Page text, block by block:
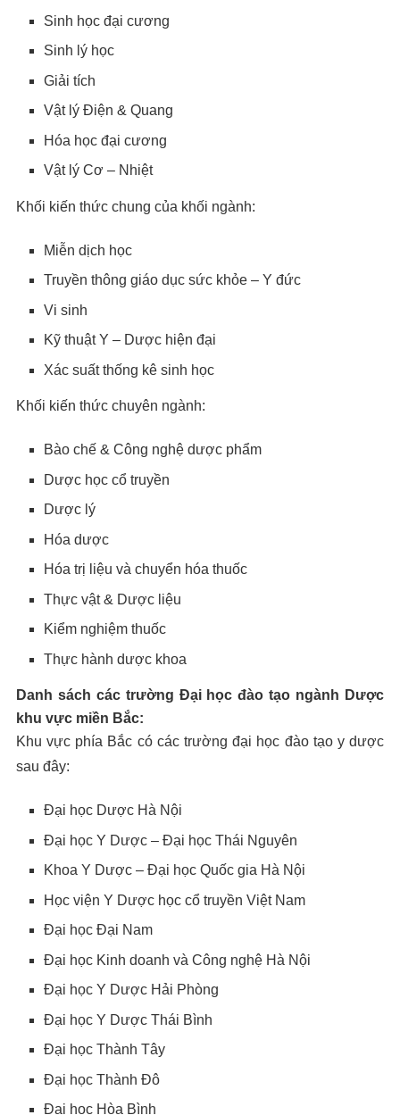
Sinh học đại cương
Sinh lý học
Giải tích
Vật lý Điện & Quang
Hóa học đại cương
Vật lý Cơ – Nhiệt
Khối kiến thức chung của khối ngành:
Miễn dịch học
Truyền thông giáo dục sức khỏe – Y đức
Vi sinh
Kỹ thuật Y – Dược hiện đại
Xác suất thống kê sinh học
Khối kiến thức chuyên ngành:
Bào chế & Công nghệ dược phẩm
Dược học cổ truyền
Dược lý
Hóa dược
Hóa trị liệu và chuyển hóa thuốc
Thực vật & Dược liệu
Kiểm nghiệm thuốc
Thực hành dược khoa
Danh sách các trường Đại học đào tạo ngành Dược
khu vực miền Bắc:
Khu vực phía Bắc có các trường đại học đào tạo y dược
sau đây:
Đại học Dược Hà Nội
Đại học Y Dược – Đại học Thái Nguyên
Khoa Y Dược – Đại học Quốc gia Hà Nội
Học viện Y Dược học cổ truyền Việt Nam
Đại học Đại Nam
Đại học Kinh doanh và Công nghệ Hà Nội
Đại học Y Dược Hải Phòng
Đại học Y Dược Thái Bình
Đại học Thành Tây
Đại học Thành Đô
Đại học Hòa Bình